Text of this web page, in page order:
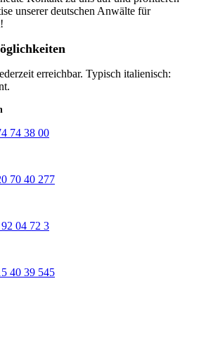
unserer deutschen Anwälte für
erreichbar. Typisch italienisch:
74 38 00
70 40 277
04 72 3
40 39 545